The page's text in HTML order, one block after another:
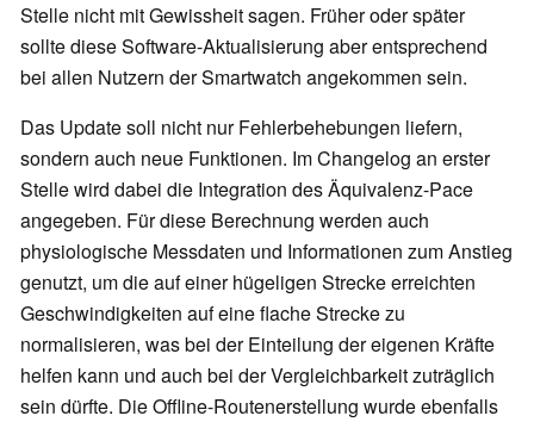
Stelle nicht mit Gewissheit sagen. Früher oder später
sollte diese Software-Aktualisierung aber entsprechend
bei allen Nutzern der Smartwatch angekommen sein.
Das Update soll nicht nur Fehlerbehebungen liefern,
sondern auch neue Funktionen. Im Changelog an erster
Stelle wird dabei die Integration des Äquivalenz-Pace
angegeben. Für diese Berechnung werden auch
physiologische Messdaten und Informationen zum Anstieg
genutzt, um die auf einer hügeligen Strecke erreichten
Geschwindigkeiten auf eine flache Strecke zu
normalisieren, was bei der Einteilung der eigenen Kräfte
helfen kann und auch bei der Vergleichbarkeit zuträglich
sein dürfte. Die Offline-Routenerstellung wurde ebenfalls